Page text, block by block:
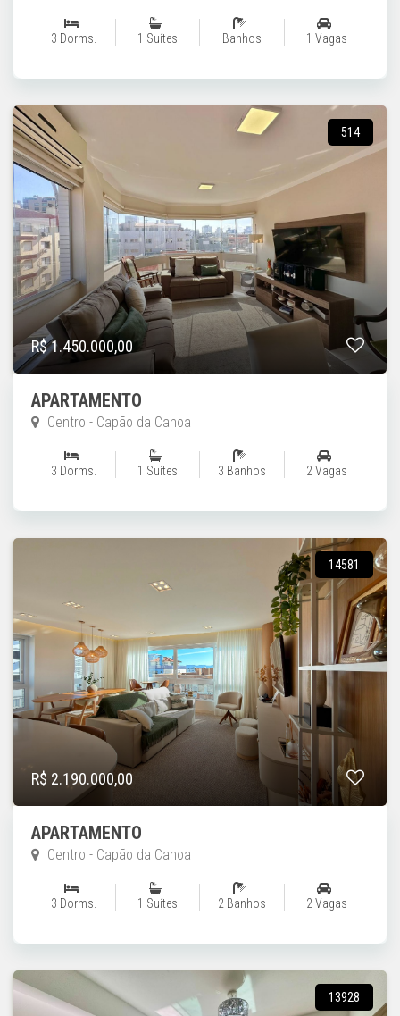
3 Dorms. 1 Suítes Banhos 1 Vagas
514
R$ 1.450.000,00
APARTAMENTO
Centro - Capão da Canoa
3 Dorms. 1 Suítes 3 Banhos 2 Vagas
14581
R$ 2.190.000,00
APARTAMENTO
Centro - Capão da Canoa
3 Dorms. 1 Suítes 2 Banhos 2 Vagas
13928